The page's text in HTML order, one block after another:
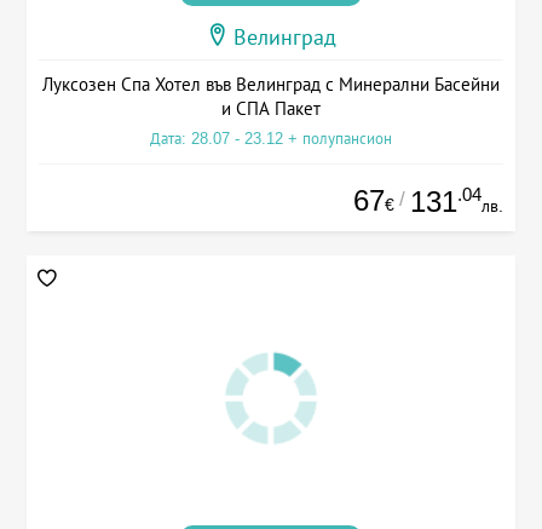
Велинград
Луксозен Спа Хотел във Велинград с Минерални Басейни
и СПА Пакет
Дата: 28.07 - 23.12 + полупансион
67€ / 131.04
лв.